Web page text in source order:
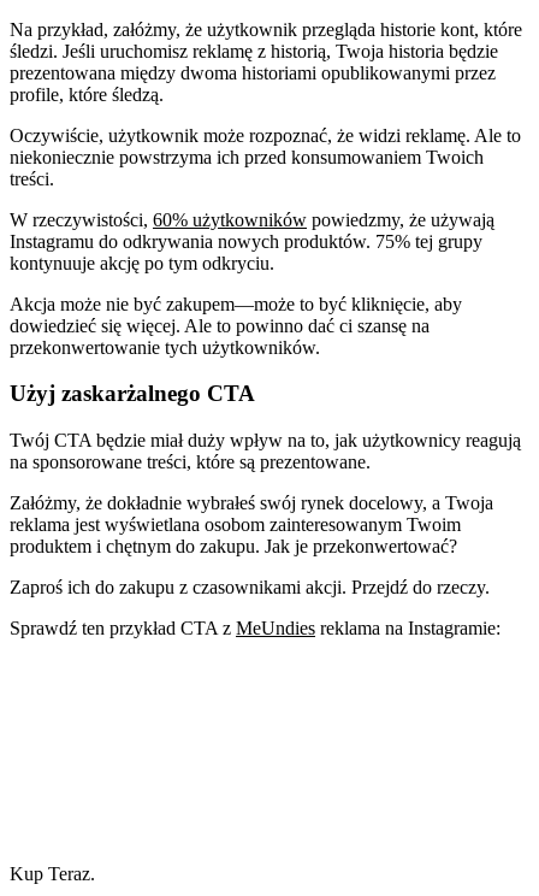
Na przykład, załóżmy, że użytkownik przegląda historie kont, które
śledzi. Jeśli uruchomisz reklamę z historią, Twoja historia będzie
prezentowana między dwoma historiami opublikowanymi przez
profile, które śledzą.
Oczywiście, użytkownik może rozpoznać, że widzi reklamę. Ale to
niekoniecznie powstrzyma ich przed konsumowaniem Twoich
treści.
W rzeczywistości, 60% użytkowników powiedzmy, że używają
Instagramu do odkrywania nowych produktów. 75% tej grupy
kontynuuje akcję po tym odkryciu.
Akcja może nie być zakupem—może to być kliknięcie, aby
dowiedzieć się więcej. Ale to powinno dać ci szansę na
przekonwertowanie tych użytkowników.
Użyj zaskarżalnego CTA
Twój CTA będzie miał duży wpływ na to, jak użytkownicy reagują
na sponsorowane treści, które są prezentowane.
Załóżmy, że dokładnie wybrałeś swój rynek docelowy, a Twoja
reklama jest wyświetlana osobom zainteresowanym Twoim
produktem i chętnym do zakupu. Jak je przekonwertować?
Zaproś ich do zakupu z czasownikami akcji. Przejdź do rzeczy.
Sprawdź ten przykład CTA z MeUndies reklama na Instagramie:
Kup Teraz.